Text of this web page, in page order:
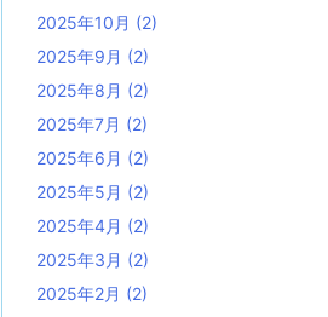
2025年10月 (2)
2025年9月 (2)
2025年8月 (2)
2025年7月 (2)
2025年6月 (2)
2025年5月 (2)
2025年4月 (2)
2025年3月 (2)
2025年2月 (2)